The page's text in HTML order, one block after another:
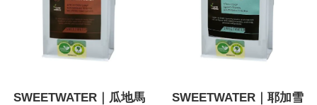
SWEETWATER｜瓜地馬
SWEETWATER｜耶加雪